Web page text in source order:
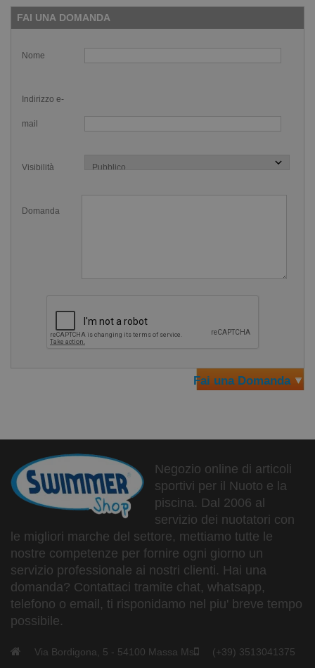
FAI UNA DOMANDA
Nome
Indirizzo e-
mail
Visibilità
Domanda
Fai una Domanda
Negozio online di articoli
sportivi per il Nuoto e la
piscina. Dal 2006 al
servizio dei nuotatori con
le migliori marche del settore, mettiamo tutte le
nostre competenze per fornire ogni giorno un
servizio professionale ai nostri clienti. Hai una
domanda? Contattaci tramite chat, whatsapp,
telefono o email, ti risponidamo nel piu' breve tempo
possibile.
Via Bordigona, 5 - 54100 Massa Ms (+39) 3513041375